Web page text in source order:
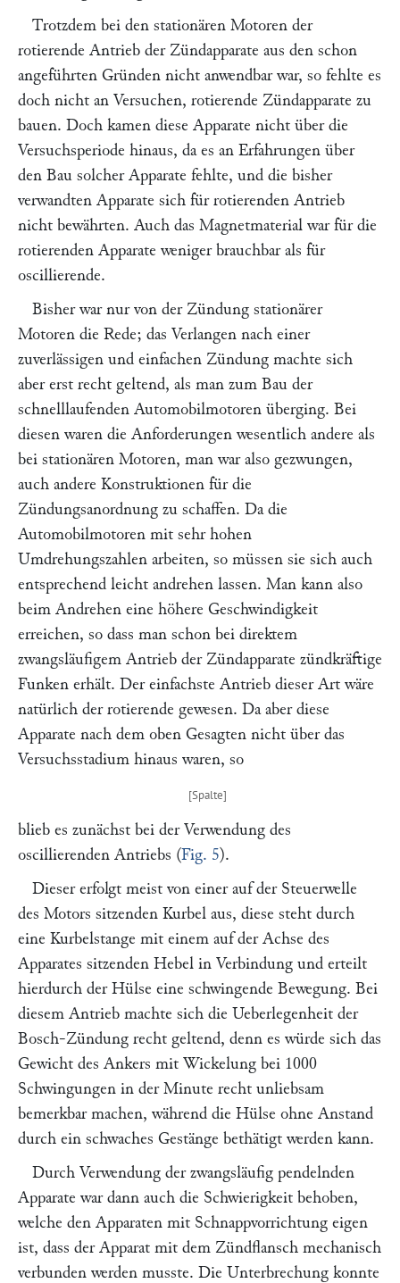
Trotzdem bei den stationären Motoren der
rotierende Antrieb der Zündapparate aus den schon
angeführten Gründen nicht anwendbar war, so fehlte es
doch nicht an Versuchen, rotierende Zündapparate zu
bauen. Doch kamen diese Apparate nicht über die
Versuchsperiode hinaus, da es an Erfahrungen über
den Bau solcher Apparate fehlte, und die bisher
verwandten Apparate sich für rotierenden Antrieb
nicht bewährten. Auch das Magnetmaterial war für die
rotierenden Apparate weniger brauchbar als für
oscillierende.
Bisher war nur von der Zündung stationärer
Motoren die Rede; das Verlangen nach einer
zuverlässigen und einfachen Zündung machte sich
aber erst recht geltend, als man zum Bau der
schnelllaufenden Automobilmotoren überging. Bei
diesen waren die Anforderungen wesentlich andere als
bei stationären Motoren, man war also gezwungen,
auch andere Konstruktionen für die
Zündungsanordnung zu schaffen. Da die
Automobilmotoren mit sehr hohen
Umdrehungszahlen arbeiten, so müssen sie sich auch
entsprechend leicht andrehen lassen. Man kann also
beim Andrehen eine höhere Geschwindigkeit
erreichen, so dass man schon bei direktem
zwangsläufigem Antrieb der Zündapparate zündkräftige
Funken erhält. Der einfachste Antrieb dieser Art wäre
natürlich der rotierende gewesen. Da aber diese
Apparate nach dem oben Gesagten nicht über das
Versuchsstadium hinaus waren, so
blieb es zunächst bei der Verwendung des
oscillierenden Antriebs (Fig. 5).
Dieser erfolgt meist von einer auf der Steuerwelle
des Motors sitzenden Kurbel aus, diese steht durch
eine Kurbelstange mit einem auf der Achse des
Apparates sitzenden Hebel in Verbindung und erteilt
hierdurch der Hülse eine schwingende Bewegung. Bei
diesem Antrieb machte sich die Ueberlegenheit der
Bosch-Zündung recht geltend, denn es würde sich das
Gewicht des Ankers mit Wickelung bei 1000
Schwingungen in der Minute recht unliebsam
bemerkbar machen, während die Hülse ohne Anstand
durch ein schwaches Gestänge bethätigt werden kann.
Durch Verwendung der zwangsläufig pendelnden
Apparate war dann auch die Schwierigkeit behoben,
welche den Apparaten mit Schnappvorrichtung eigen
ist, dass der Apparat mit dem Zündflansch mechanisch
verbunden werden musste. Die Unterbrechung konnte